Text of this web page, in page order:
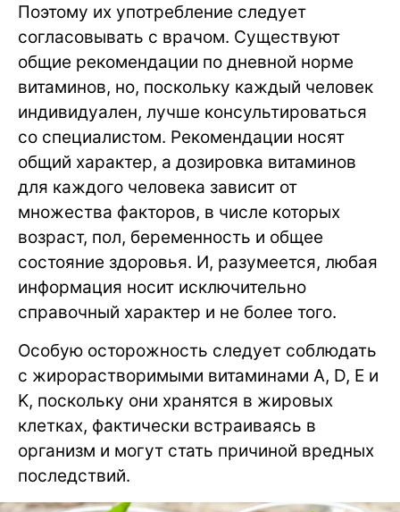
Поэтому их употребление следует
согласовывать с врачом. Существуют
общие рекомендации по дневной норме
витаминов, но, поскольку каждый человек
индивидуален, лучше консультироваться
со специалистом. Рекомендации носят
общий характер, а дозировка витаминов
для каждого человека зависит от
множества факторов, в числе которых
возраст, пол, беременность и общее
состояние здоровья. И, разумеется, любая
информация носит исключительно
справочный характер и не более того.
Особую осторожность следует соблюдать
с жирорастворимыми витаминами A, D, E и
K, поскольку они хранятся в жировых
клетках, фактически встраиваясь в
организм и могут стать причиной вредных
последствий.